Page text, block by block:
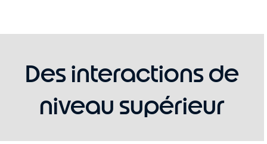
Des interactions de
niveau supérieur